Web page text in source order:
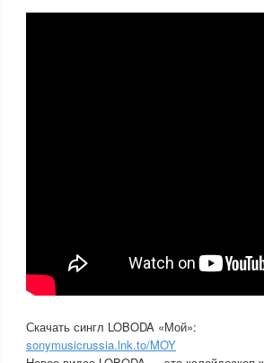
Скачать сингл LOBODA «Мой»:
sonymusicrussia.lnk.to/MOY